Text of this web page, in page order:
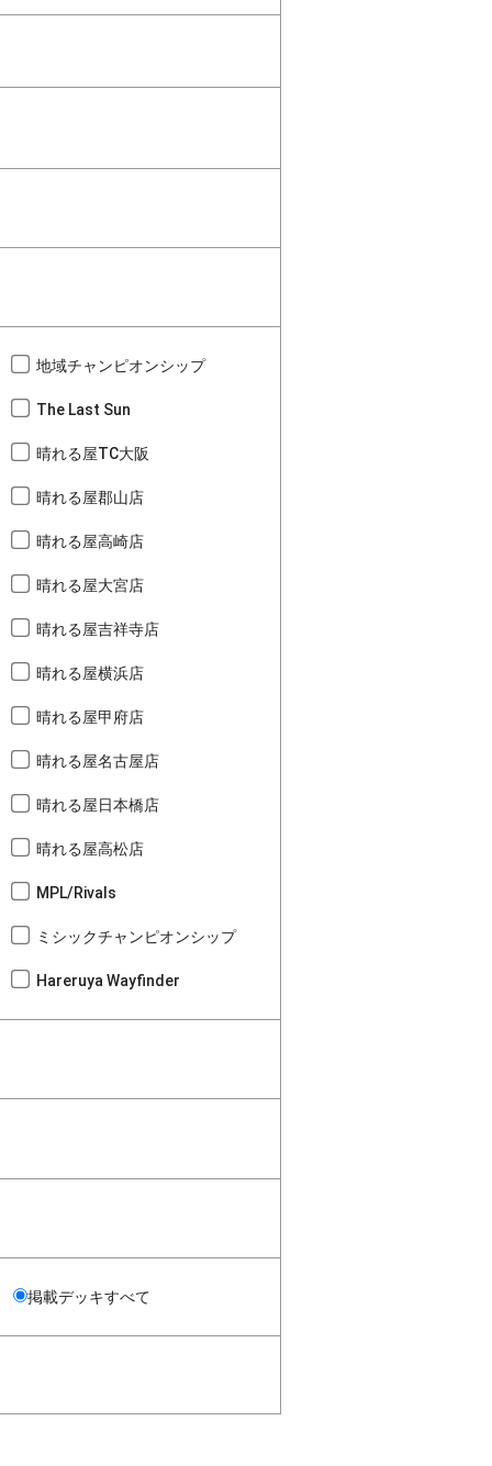
地域チャンピオンシップ
The Last Sun
晴れる屋TC大阪
晴れる屋郡山店
晴れる屋高崎店
晴れる屋大宮店
晴れる屋吉祥寺店
晴れる屋横浜店
晴れる屋甲府店
晴れる屋名古屋店
晴れる屋日本橋店
晴れる屋高松店
MPL/Rivals
ミシックチャンピオンシップ
Hareruya Wayfinder
掲載デッキすべて